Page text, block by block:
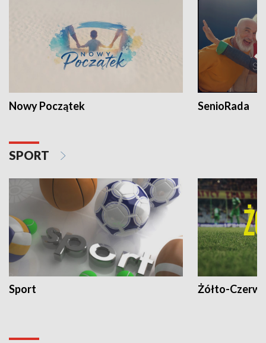
Nowy Początek SenioRada
SPORT
Sport Żółto-